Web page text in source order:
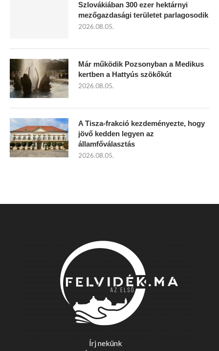
Szlovákiában 300 ezer hektárnyi
mezőgazdasági területet parlagosodik
2026.08.05.
Már működik Pozsonyban a Medikus
kertben a Hattyús szökőkút
2026.08.05.
A Tisza-frakció kezdeményezte, hogy
jövő kedden legyen az
államfőválasztás
2026.08.05.
Írj nekünk